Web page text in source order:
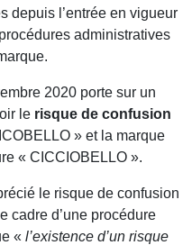
depuis l’entrée en vigueur
administratives
2020 porte sur un
le risque de confusion
» et la marque
« CICCIOBELLO ».
le risque de confusion
cadre d’une procédure
« l’existence d’un risque